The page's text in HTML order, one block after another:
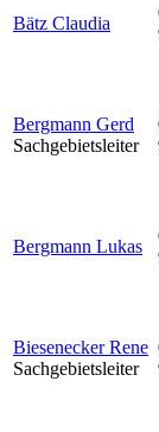
Bätz Claudia
Bergmann Gerd
Sachgebietsleiter
Bergmann Lukas
Biesenecker Rene
Sachgebietsleiter